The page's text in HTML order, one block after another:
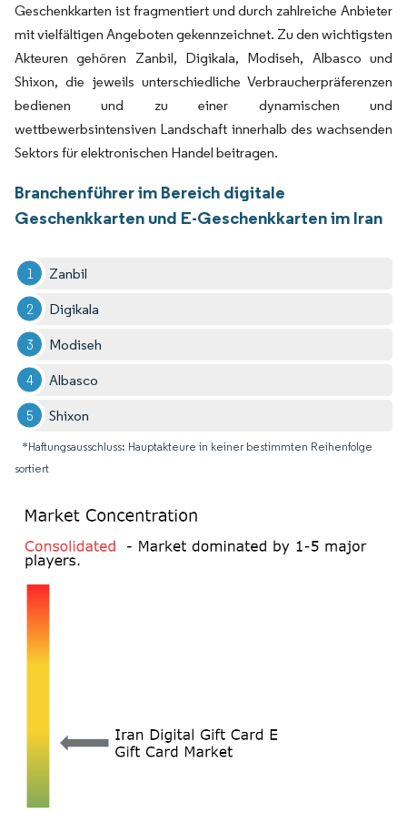
Geschenkkarten ist fragmentiert und durch zahlreiche Anbieter
mit vielfältigen Angeboten gekennzeichnet. Zu den wichtigsten
Akteuren gehören Zanbil, Digikala, Modiseh, Albasco und
Shixon, die jeweils unterschiedliche Verbraucherpräferenzen
bedienen und zu einer dynamischen und
wettbewerbsintensiven Landschaft innerhalb des wachsenden
Sektors für elektronischen Handel beitragen.
Branchenführer im Bereich digitale
Geschenkkarten und E-Geschenkkarten im Iran
Zanbil
Digikala
Modiseh
Albasco
Shixon
*Haftungsausschluss: Hauptakteure in keiner bestimmten Reihenfolge
sortiert